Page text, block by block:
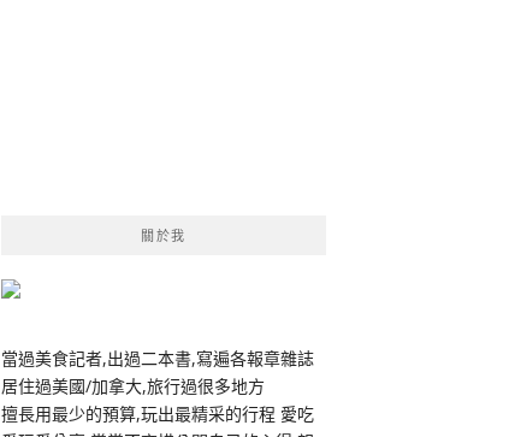
關於我
當過美食記者,出過二本書,寫遍各報章雜誌
居住過美國/加拿大,旅行過很多地方
擅長用最少的預算,玩出最精采的行程 愛吃